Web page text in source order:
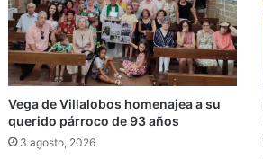
Vega de Villalobos homenajea a su
querido párroco de 93 años
3 agosto, 2026